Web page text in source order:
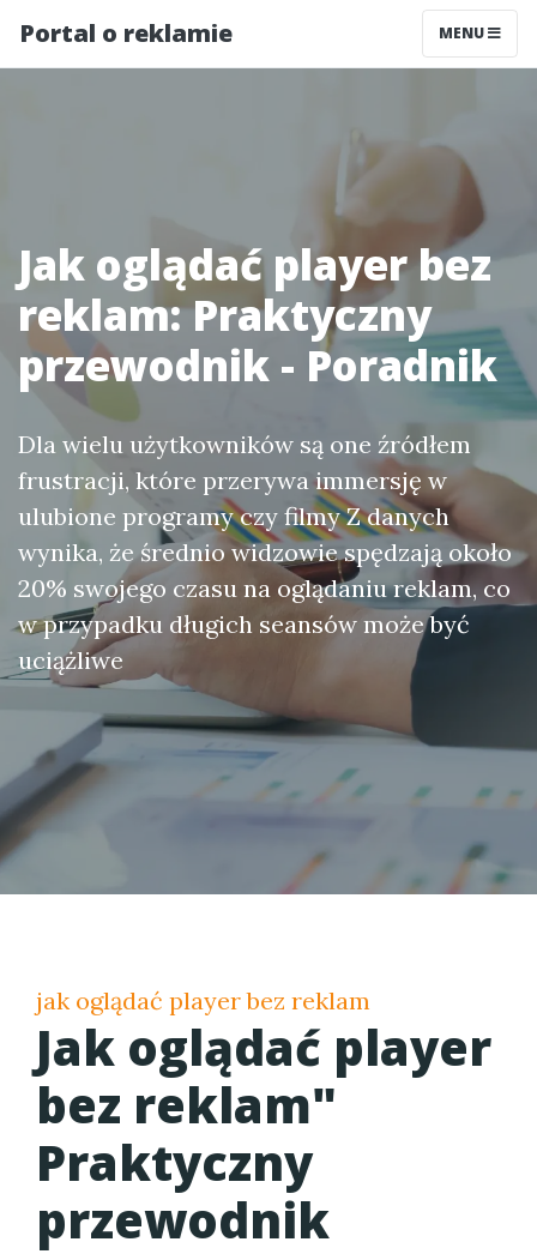
Portal o reklamie MENU
Jak oglądać player bez
reklam: Praktyczny
przewodnik - Poradnik
Dla wielu użytkowników są one źródłem
frustracji, które przerywa immersję w
ulubione programy czy filmy Z danych
wynika, że średnio widzowie spędzają około
20% swojego czasu na oglądaniu reklam, co
w przypadku długich seansów może być
uciążliwe
jak oglądać player bez reklam
Jak oglądać player
bez reklam"
Praktyczny
przewodnik